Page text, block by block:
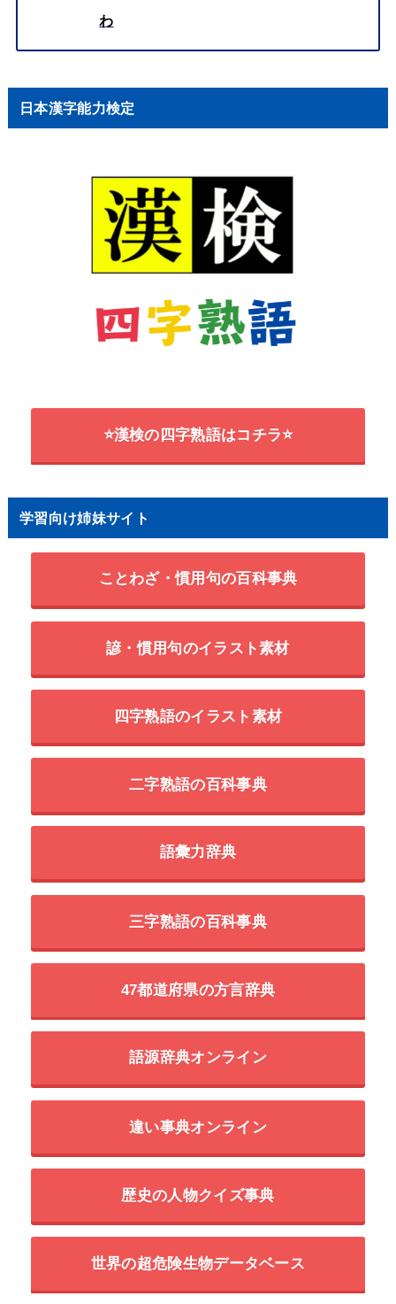
わ
日本漢字能力検定
⭐漢検の四字熟語はコチラ⭐
学習向け姉妹サイト
ことわざ・慣用句の百科事典
諺・慣用句のイラスト素材
四字熟語のイラスト素材
二字熟語の百科事典
語彙力辞典
三字熟語の百科事典
47都道府県の方言辞典
語源辞典オンライン
違い事典オンライン
歴史の人物クイズ事典
世界の超危険生物データベース